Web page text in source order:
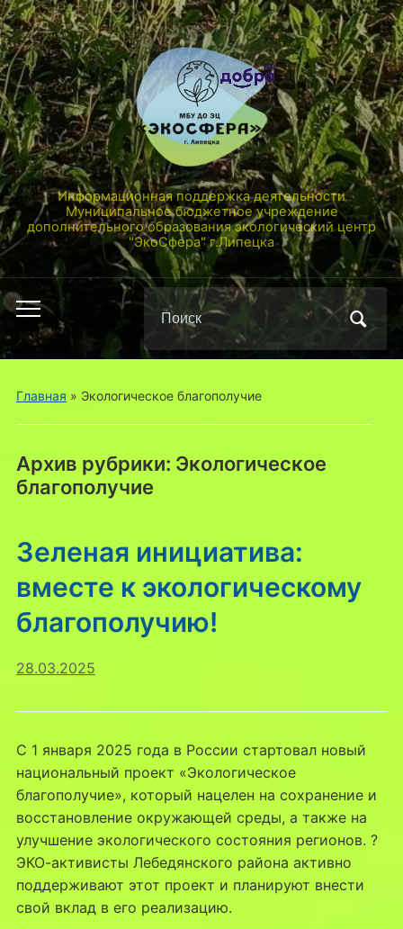
Информационная поддержка деятельности
Муниципальное бюджетное учреждение
дополнительного образования экологический центр
"ЭкоСфера" г.Липецка
Переключить
мобильное
меню
Поиск
по:
Главная » Экологическое благополучие
Архив рубрики: Экологическое
благополучие
Зеленая инициатива:
вместе к экологическому
благополучию!
28.03.2025
С 1 января 2025 года в России стартовал новый
национальный проект «Экологическое
благополучие», который нацелен на сохранение и
восстановление окружающей среды, а также на
улучшение экологического состояния регионов. ?
ЭКО-активисты Лебедянского района активно
поддерживают этот проект и планируют внести
свой вклад в его реализацию.